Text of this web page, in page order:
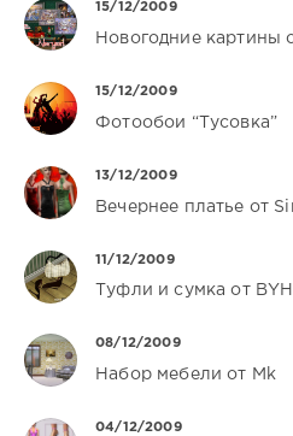
15/12/2009
Новогодние картины
15/12/2009
Фотообои “Тусовка”
13/12/2009
Вечернее платье от
11/12/2009
Туфли и сумка от
08/12/2009
Набор мебели от Mk
04/12/2009